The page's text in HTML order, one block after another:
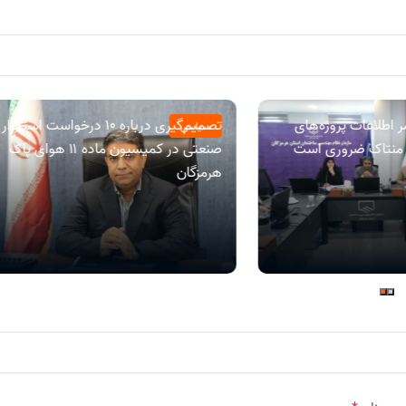
سیاسی
تصمیم‌گیری درباره ۱۰ درخواست استقرار
صنعتی در کمیسیون ماده ۱۱ هوای پاک
هرمزگان
اطلاعات پروژه‌های
منتاک ضروری است